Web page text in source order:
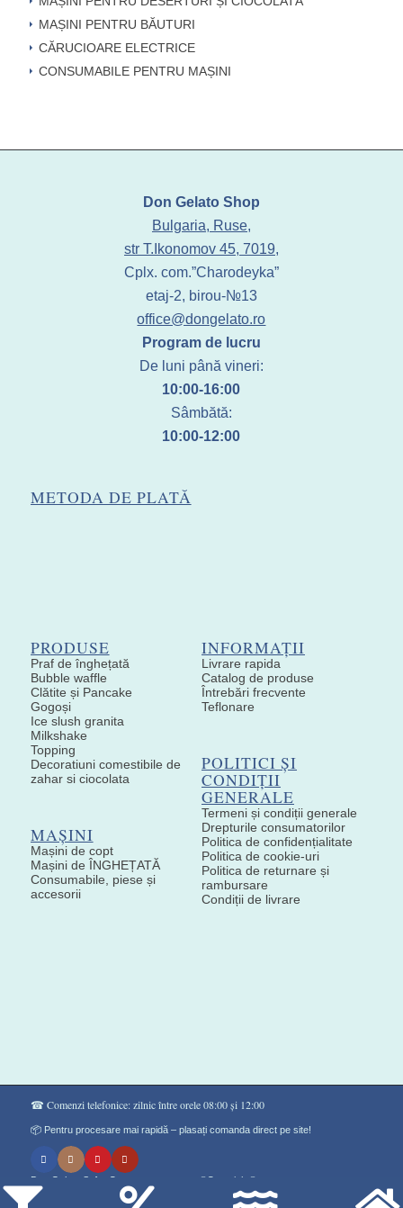
MAȘINI PENTRU BĂUTURI
CĂRUCIOARE ELECTRICE
CONSUMABILE PENTRU MAȘINI
Don Gelato Shop
Bulgaria, Ruse,
str T.Ikonomov 45, 7019,
Cplx. com.”Charodeyka”
etaj-2, birou-№13
office@dongelato.ro
Program de lucru
De luni până vineri:
10:00-16:00
Sâmbătă:
10:00-12:00
METODA DE PLATĂ
PRODUSE
Praf de înghețată
Bubble waffle
Clătite și Pancake
Gogoși
Ice slush granita
Milkshake
Topping
Decoratiuni comestibile de
zahar si ciocolata
MAȘINI
Mașini de copt
Mașini de ÎNGHEȚATĂ
Consumabile, piese și
accesorii
INFORMAȚII
Livrare rapida
Catalog de produse
Întrebări frecvente
Teflonare
POLITICI ȘI
CONDIȚII
GENERALE
Termeni și condiții generale
Drepturile consumatorilor
Politica de confidențialitate
Politica de cookie-uri
Politica de returnare și
rambursare
Condiții de livrare
☎ Comenzi telefonice: zilnic între orele 08:00 și 12:00
📦 Pentru procesare mai rapidă – plasați comanda direct pe site!
Don Gelato Soft - Сладоледи на прах ®Copyright©